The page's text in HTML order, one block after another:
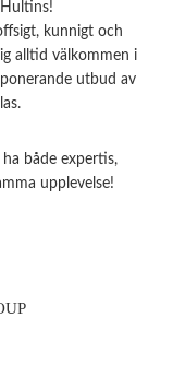
kunnigt och
alltid välkommen i
utbud av
både expertis,
upplevelse!